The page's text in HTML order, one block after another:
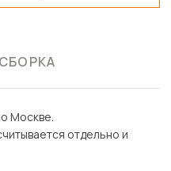
СБОРКА
Москве.
отдельно и